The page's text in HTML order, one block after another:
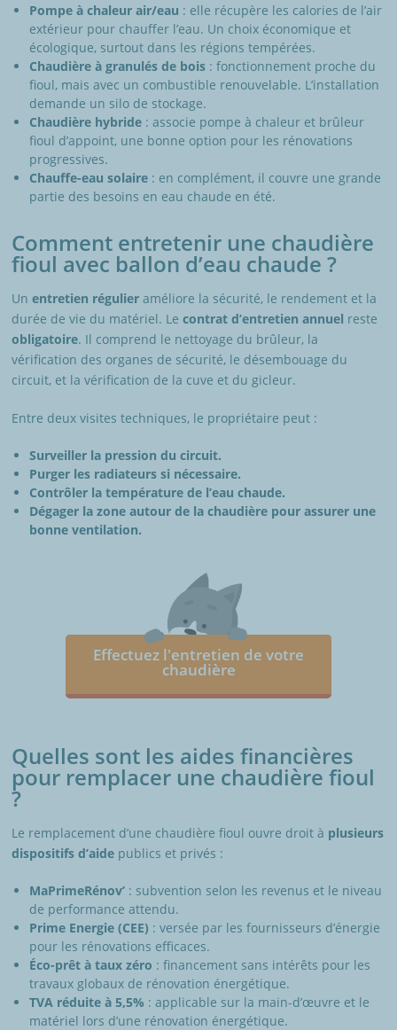
Pompe à chaleur air/eau : elle récupère les calories de l’air
extérieur pour chauffer l’eau. Un choix économique et
écologique, surtout dans les régions tempérées.
Chaudière à granulés de bois : fonctionnement proche du
fioul, mais avec un combustible renouvelable. L’installation
demande un silo de stockage.
Chaudière hybride : associe pompe à chaleur et brûleur
fioul d’appoint, une bonne option pour les rénovations
progressives.
Chauffe-eau solaire : en complément, il couvre une grande
partie des besoins en eau chaude en été.
Comment entretenir une chaudière
fioul avec ballon d’eau chaude ?
Un entretien régulier améliore la sécurité, le rendement et la
durée de vie du matériel. Le contrat d’entretien annuel reste
obligatoire. Il comprend le nettoyage du brûleur, la
vérification des organes de sécurité, le désembouage du
circuit, et la vérification de la cuve et du gicleur.
Entre deux visites techniques, le propriétaire peut :
Surveiller la pression du circuit.
Purger les radiateurs si nécessaire.
Contrôler la température de l’eau chaude.
Dégager la zone autour de la chaudière pour assurer une
bonne ventilation.
Effectuez l'entretien de votre
chaudière
Quelles sont les aides financières
pour remplacer une chaudière fioul
?
Le remplacement d’une chaudière fioul ouvre droit à plusieurs
dispositifs d’aide publics et privés :
MaPrimeRénov’ : subvention selon les revenus et le niveau
de performance attendu.
Prime Energie (CEE) : versée par les fournisseurs d’énergie
pour les rénovations efficaces.
Éco-prêt à taux zéro : financement sans intérêts pour les
travaux globaux de rénovation énergétique.
TVA réduite à 5,5% : applicable sur la main-d’œuvre et le
matériel lors d’une rénovation énergétique.